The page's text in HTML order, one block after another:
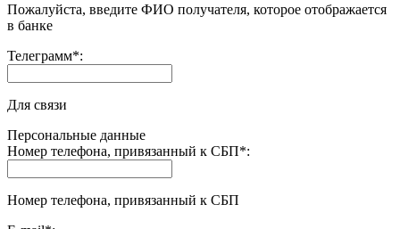
Пожалуйста, введите ФИО получателя, которое отображается
в банке
Телеграмм*:
Для связи
Персональные данные
Номер телефона, привязанный к СБП*:
Номер телефона, привязанный к СБП